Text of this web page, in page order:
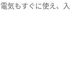
気もすぐに使え、入